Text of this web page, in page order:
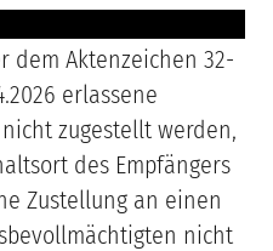
dem Aktenzeichen 32-
erlassene
zugestellt werden,
des Empfängers
Zustellung an einen
nicht